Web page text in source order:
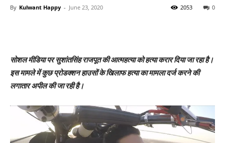
By Kulwant Happy - June 23, 2020 0
2053
सोशल मीडिया पर सुशांतसिंह राजपूत की आत्‍महत्‍या को हत्‍या करार दिया जा रहा है।
इस मामले में कुछ प्रोडक्‍शन हाउसों के खिलाफ हत्‍या का मामला दर्ज करने की
लगातार अपील की जा रही है।